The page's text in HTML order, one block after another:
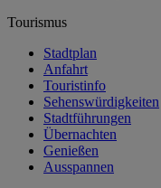
Tourismus
Stadtplan
Anfahrt
Touristinfo
Sehenswürdigkeiten
Stadtführungen
Übernachten
Genießen
Ausspannen